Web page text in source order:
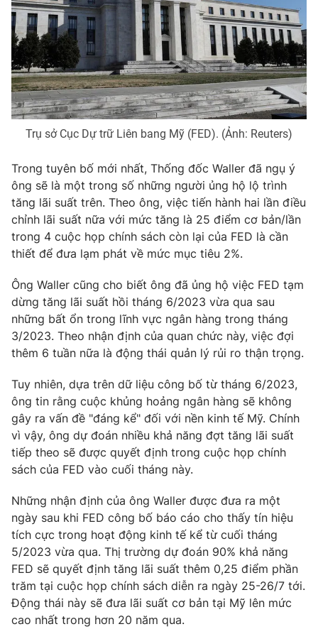
Photo Infographic
Video Shorts video
VTV Money VTV Thể thao
VTV Sức khoẻ Bất động sản
Thị trường 24h Tấm lòng Việt
VTV4 Vươn mình bằng AI
Liên hệ tòa soạn English
THỜI BÁO VTV
Theo dõi báo trên
Cơ quan chủ quản:
Đài Truyền hình Việt Nam
Cơ quan báo chí:Thời báo VTV
Giấy phép hoạt động báo in và báo điện tử số 483/GP-BTTTT
cấp ngày 29/12/2023
Tổng Biên tập:Vũ Thanh Thủy
Phó Tổng Biên tập:Nguyễn Thị Mỹ Hạnh, Phạm Quốc Thắng,
Nguyễn Trọng Ninh
Tổng đài VTV:024.38 355 931 - 024.38 355 932
Trụ sở Cục Dự trữ Liên bang Mỹ (FED). (Ảnh: Reuters)
Trong tuyên bố mới nhất, Thống đốc Waller đã ngụ ý
ông sẽ là một trong số những người ủng hộ lộ trình
tăng lãi suất trên. Theo ông, việc tiến hành hai lần điều
chỉnh lãi suất nữa với mức tăng là 25 điểm cơ bản/lần
trong 4 cuộc họp chính sách còn lại của FED là cần
thiết để đưa lạm phát về mức mục tiêu 2%.
Ông Waller cũng cho biết ông đã ủng hộ việc FED tạm
dừng tăng lãi suất hồi tháng 6/2023 vừa qua sau
những bất ổn trong lĩnh vực ngân hàng trong tháng
3/2023. Theo nhận định của quan chức này, việc đợi
thêm 6 tuần nữa là động thái quản lý rủi ro thận trọng.
Tuy nhiên, dựa trên dữ liệu công bố từ tháng 6/2023,
ông tin rằng cuộc khủng hoảng ngân hàng sẽ không
gây ra vấn đề "đáng kể" đối với nền kinh tế Mỹ. Chính
vì vậy, ông dự đoán nhiều khả năng đợt tăng lãi suất
tiếp theo sẽ được quyết định trong cuộc họp chính
sách của FED vào cuối tháng này.
Những nhận định của ông Waller được đưa ra một
ngày sau khi FED công bố báo cáo cho thấy tín hiệu
tích cực trong hoạt động kinh tế kể từ cuối tháng
5/2023 vừa qua. Thị trường dự đoán 90% khả năng
FED sẽ quyết định tăng lãi suất thêm 0,25 điểm phần
trăm tại cuộc họp chính sách diễn ra ngày 25-26/7 tới.
Động thái này sẽ đưa lãi suất cơ bản tại Mỹ lên mức
cao nhất trong hơn 20 năm qua.